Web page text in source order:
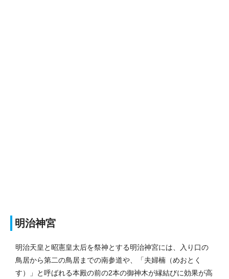
明治神宮
明治天皇と昭憲皇太后を祭神とする明治神宮には、入り口の
鳥居から第二の鳥居までの南参道や、「夫婦楠（めおとく
す）」と呼ばれる本殿の前の2本の御神木が縁結びに効果が高